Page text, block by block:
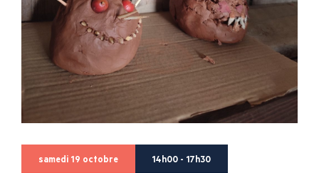
samedi 19 octobre 14h00 - 17h30